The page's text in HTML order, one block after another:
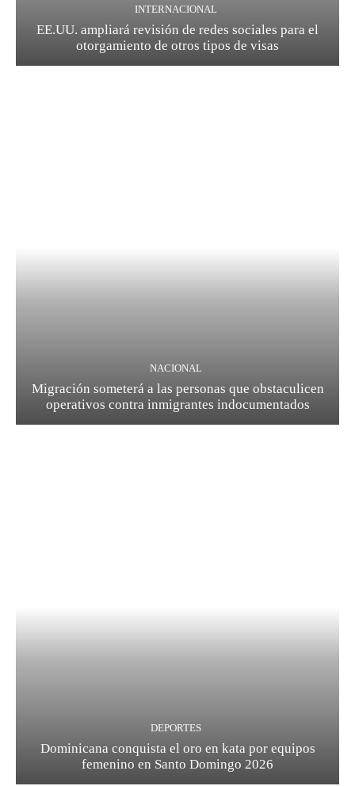
INTERNACIONAL
EE.UU. ampliará revisión de redes sociales para el
otorgamiento de otros tipos de visas
NACIONAL
Migración someterá a las personas que obstaculicen
operativos contra inmigrantes indocumentados
DEPORTES
Dominicana conquista el oro en kata por equipos
femenino en Santo Domingo 2026